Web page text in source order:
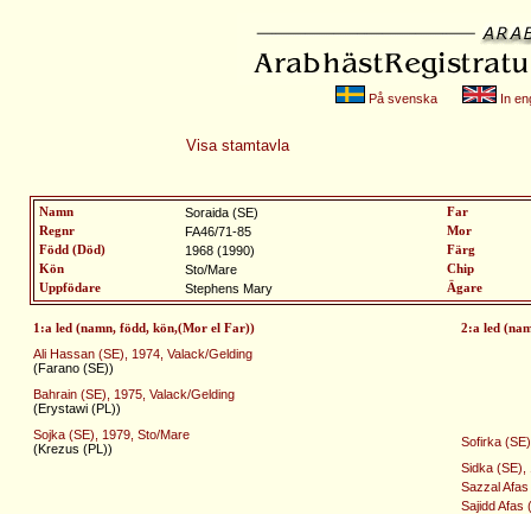
På svenska In
Visa stamtavla
Namn Soraida (SE)
Far
Regnr
FA46/71-85
Mor
Född (Död)
1968 (1990)
Färg
Kön
Sto/Mare
Chip
Uppfödare
Stephens Mary Ägare
1:a led (namn, född, kön,(Mor el Far)) 2:a led
Ali Hassan (SE), 1974, Valack/Gelding
(Farano (SE))
Bahrain (SE), 1975, Valack/Gelding
(Erystawi (PL))
Sojka (SE), 1979, Sto/Mare
(Krezus (PL))
Sofirka
Sidka (SE),
Sazzal
Sajidd Afas